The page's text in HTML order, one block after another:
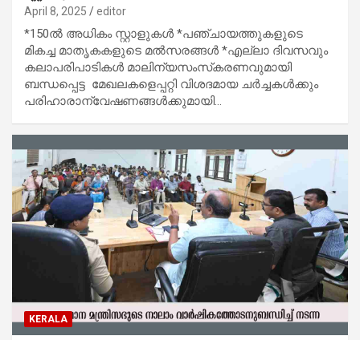
April 8, 2025 editor
*150ൽ അധികം സ്റ്റാളുകൾ *പഞ്ചായത്തുകളുടെ
മികച്ച മാതൃകകളുടെ മൽസരങ്ങൾ *എല്ലാ ദിവസവും
കലാപരിപാടികൾ മാലിന്യസംസ്‌കരണവുമായി
ബന്ധപ്പെട്ട മേഖലകളെപ്പറ്റി വിശദമായ ചർച്ചകൾക്കും
പരിഹാരാന്വേഷണങ്ങൾക്കുമായി…
KERALA